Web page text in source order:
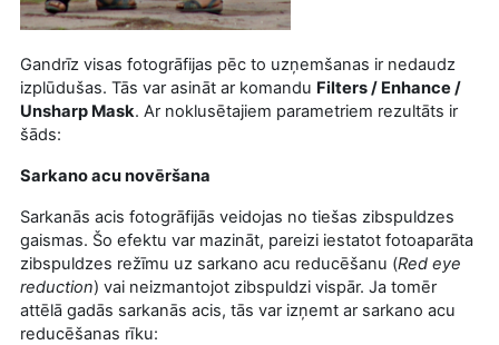
Gandrīz visas fotogrāfijas pēc to uzņemšanas ir nedaudz
izplūdušas. Tās var asināt ar komandu Filters / Enhance /
Unsharp Mask. Ar noklusētajiem parametriem rezultāts ir
šāds:
Sarkano acu novēršana
Sarkanās acis fotogrāfijās veidojas no tiešas zibspuldzes
gaismas. Šo efektu var mazināt, pareizi iestatot fotoaparāta
zibspuldzes režīmu uz sarkano acu reducēšanu (Red eye
reduction) vai neizmantojot zibspuldzi vispār. Ja tomēr
attēlā gadās sarkanās acis, tās var izņemt ar sarkano acu
reducēšanas rīku: